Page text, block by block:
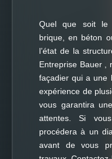
Quel que soit le
brique, en béton
l’état de la
Entreprise Bauer ,
façadier qui a une
expérience de
vous garantira
attentes. Si
procédera à un
avant de vous